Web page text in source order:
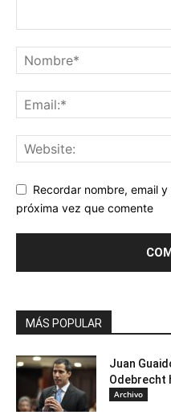
Recordar nombre, email
próxima vez que comente
MÁS POPULAR
Juan
Odebrecht
Archivo